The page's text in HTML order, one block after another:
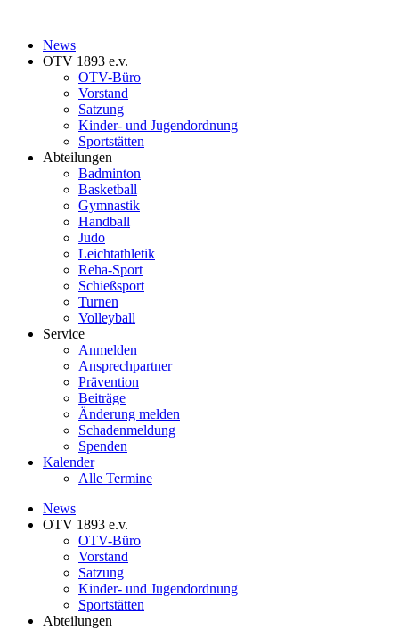
News
OTV 1893 e.v.
OTV-Büro
Vorstand
Satzung
Kinder- und Jugendordnung
Sportstätten
Abteilungen
Badminton
Basketball
Gymnastik
Handball
Judo
Leichtathletik
Reha-Sport
Schießsport
Turnen
Volleyball
Service
Anmelden
Ansprechpartner
Prävention
Beiträge
Änderung melden
Schadenmeldung
Spenden
Kalender
Alle Termine
News
OTV 1893 e.v.
OTV-Büro
Vorstand
Satzung
Kinder- und Jugendordnung
Sportstätten
Abteilungen